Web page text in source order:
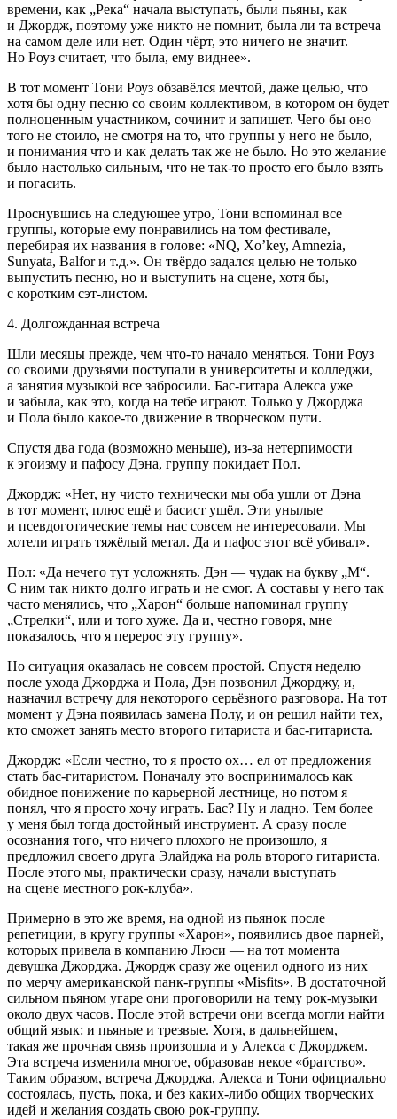
времени, как „Река“ начала выступать, были пьяны, как
и Джордж, поэтому уже никто не помнит, была ли та встреча
на самом деле или нет. Один чёрт, это ничего не значит.
Но Роуз считает, что была, ему виднее».
В тот момент Тони Роуз обзавёлся мечтой, даже целью, что
хотя бы одну песню со своим коллективом, в котором он будет
полноценным участником, сочинит и запишет. Чего бы оно
того не стоило, не смотря на то, что группы у него не было,
и понимания что и как делать так же не было. Но это желание
было настолько сильным, что не так-то просто его было взять
и погасить.
Проснувшись на следующее утро, Тони вспоминал все
группы, которые ему понравились на том фестивале,
перебирая их названия в голове: «NQ, Xo’key, Amnezia,
Sunyata, Balfor и т.д.». Он твёрдо задался целью не только
выпустить песню, но и выступить на сцене, хотя бы,
с коротким сэт-листом.
4. Долгожданная встреча
Шли месяцы прежде, чем что-то начало меняться. Тони Роуз
со своими друзьями поступали в университеты и колледжи,
а занятия музыкой все забросили. Бас-гитара Алекса уже
и забыла, как это, когда на тебе играют. Только у Джорджа
и Пола было какое-то движение в творческом пути.
Спустя два года (возможно меньше), из-за нетерпимости
к эгоизму и пафосу Дэна, группу покидает Пол.
Джордж: «Нет, ну чисто технически мы оба ушли от Дэна
в тот момент, плюс ещё и басист ушёл. Эти унылые
и псевдоготические темы нас совсем не интересовали. Мы
хотели играть тяжёлый метал. Да и пафос этот всё убивал».
Пол: «Да нечего тут усложнять. Дэн — чудак на букву „М“.
С ним так никто долго играть и не смог. А составы у него так
часто менялись, что „Харон“ больше напоминал группу
„Стрелки“, или и того хуже. Да и, честно говоря, мне
показалось, что я перерос эту группу».
Но ситуация оказалась не совсем простой. Спустя неделю
после ухода Джорджа и Пола, Дэн позвонил Джорджу, и,
назначил встречу для некоторого серьёзного разговора. На тот
момент у Дэна появилась замена Полу, и он решил найти тех,
кто сможет занять место второго гитариста и бас-гитариста.
Джордж: «Если честно, то я просто ох… ел от предложения
стать бас-гитаристом. Поначалу это воспринималось как
обидное понижение по карьерной лестнице, но потом я
понял, что я просто хочу играть. Бас? Ну и ладно. Тем более
у меня был тогда достойный инструмент. А сразу после
осознания того, что ничего плохого не произошло, я
предложил своего друга Элайджа на роль второго гитариста.
После этого мы, практически сразу, начали выступать
на сцене местного рок-клуба».
Примерно в это же время, на одной из пьянок после
репетиции, в кругу группы «Харон», появились двое парней,
которых привела в компанию Люси — на тот момента
девушка Джорджа. Джордж сразу же оценил одного из них
по мерчу американской панк-группы «Misfits». В достаточной
сильном пьяном угаре они проговорили на тему рок-музыки
около двух часов. После этой встречи они всегда могли найти
общий язык: и пьяные и трезвые. Хотя, в дальнейшем,
такая же прочная связь произошла и у Алекса с Джорджем.
Эта встреча изменила многое, образовав некое «братство».
Таким образом, встреча Джорджа, Алекса и Тони официально
состоялась, пусть, пока, и без каких-либо общих творческих
идей и желания создать свою рок-группу.